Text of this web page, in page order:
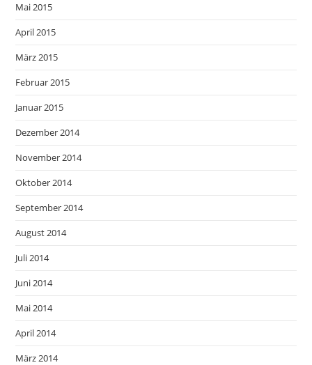
Mai 2015
April 2015
März 2015
Februar 2015
Januar 2015
Dezember 2014
November 2014
Oktober 2014
September 2014
August 2014
Juli 2014
Juni 2014
Mai 2014
April 2014
März 2014